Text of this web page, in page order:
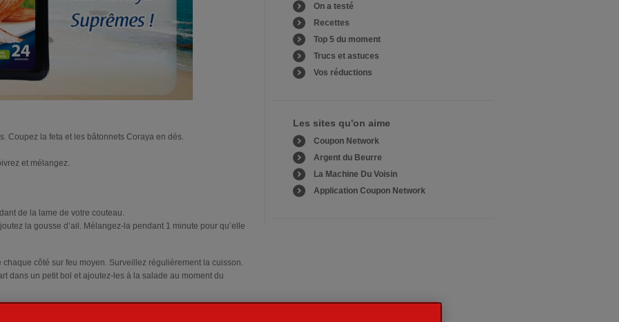
Coupez la feta et les bâtonnets Coraya en dés.
et mélangez.
de la lame de votre couteau.
la gousse d’ail. Mélangez-la pendant 1 minute pour qu’elle
côté sur feu moyen. Surveillez régulièrement la cuisson.
dans un petit bol et ajoutez-les à la salade au moment du
On a testé
Recettes
Top 5 du moment
Trucs et astuces
Vos réductions
Les sites qu'on aime
Coupon Network
Argent du Beurre
La Machine Du Voisin
Application Coupon Network